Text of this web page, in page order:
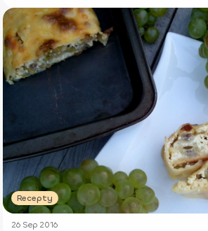
Recepty
26 Sep 2016